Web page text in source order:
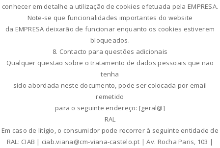
conhecer em detalhe a utilização de cookies efetuada pela EMPRESA.
Note-se que funcionalidades importantes do website
da EMPRESA deixarão de funcionar enquanto os cookies estiverem
bloqueados.
8. Contacto para questões adicionais
Qualquer questão sobre o tratamento de dados pessoais que não
tenha
sido abordada neste documento, pode ser colocada por email
remetido
para o seguinte endereço: [geral@]
RAL
Em caso de litígio, o consumidor pode recorrer à seguinte entidade de
RAL: CIAB | ciab.viana@cm-viana-castelo.pt | Av. Rocha Paris, 103 |